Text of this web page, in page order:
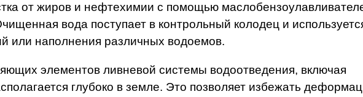
от жиров и нефтехимии с помощью
вода поступает в контрольный колодец и
или наполнения различных водоемов.
элементов ливневой системы водоотведения, включая
глубоко в земле. Это позволяет избежать